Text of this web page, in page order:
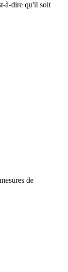
à-dire qu'il soit
de